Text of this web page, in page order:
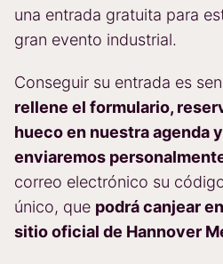
una entrada gratuita para
gran evento industrial.
Conseguir su entrada es
rellene el formulario,
hueco en nuestra agenda
enviaremos
correo electrónico su
único, que podrá canjear
sitio oficial de Hannover